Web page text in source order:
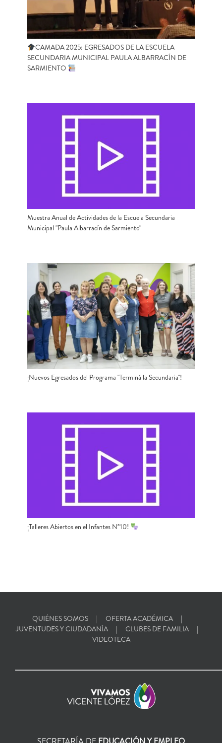
CAMADA 2025: EGRESADOS DE LA ESCUELA
SECUNDARIA MUNICIPAL PAULA ALBARRACÍN DE
SARMIENTO
Muestra Anual de Actividades de la Escuela Secundaria
Municipal "Paula Albarracín de Sarmiento"
¡Nuevos Egresados del Programa "Terminá la Secundaria"!
¡Talleres Abiertos en el Infantes N°10!
QUIÉNES SOMOS
OFERTA ACADÉMICA
JUVENTUDES Y CIUDADANÍA
CLUBES DE FAMILIA
VIDEOTECA